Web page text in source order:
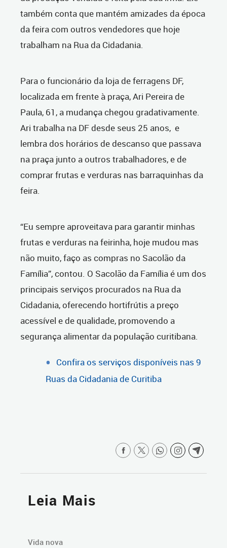
também conta que mantém amizades da época
da feira com outros vendedores que hoje
trabalham na Rua da Cidadania.
Para o funcionário da loja de ferragens DF,
localizada em frente à praça, Ari Pereira de
Paula, 61, a mudança chegou gradativamente.
Ari trabalha na DF desde seus 25 anos, e
lembra dos horários de descanso que passava
na praça junto a outros trabalhadores, e de
comprar frutas e verduras nas barraquinhas da
feira.
“Eu sempre aproveitava para garantir minhas
frutas e verduras na feirinha, hoje mudou mas
não muito, faço as compras no Sacolão da
Família”, contou. O Sacolão da Família é um dos
principais serviços procurados na Rua da
Cidadania, oferecendo hortifrútis a preço
acessível e de qualidade, promovendo a
segurança alimentar da população curitibana.
Confira os serviços disponíveis nas 9
Ruas da Cidadania de Curitiba
Leia Mais
Vida nova